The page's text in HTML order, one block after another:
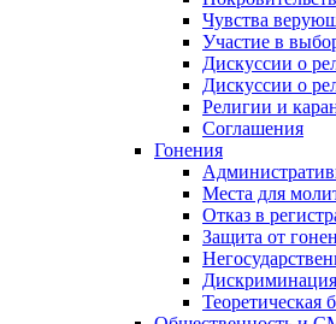
Чувства
Участие в
Дискуссии о
Дискуссии о
Религии и
Соглашения
Гонения
Места для
Отказ в
Защита от
Теоретическая